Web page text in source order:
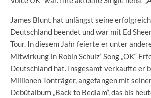
James Blunt hat unlängst seine
Deutschland beendet und war mit Ed
Tour. In diesem Jahr feierte er unter
Mitwirkung in Robin Schulz‘ Song „OK“
Deutschland hat. Insgesamt verkaufte er
Millionen Tonträger, angefangen mit
Debütalbum „Back to Bedlam“, das bis